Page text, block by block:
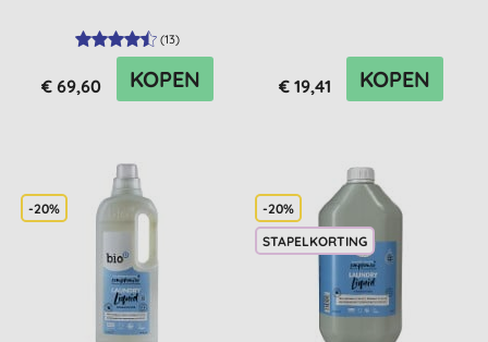
(13)
€ 69,60 KOPEN € 19,41 KOPEN
-20%
-20%
STAPELKORTING